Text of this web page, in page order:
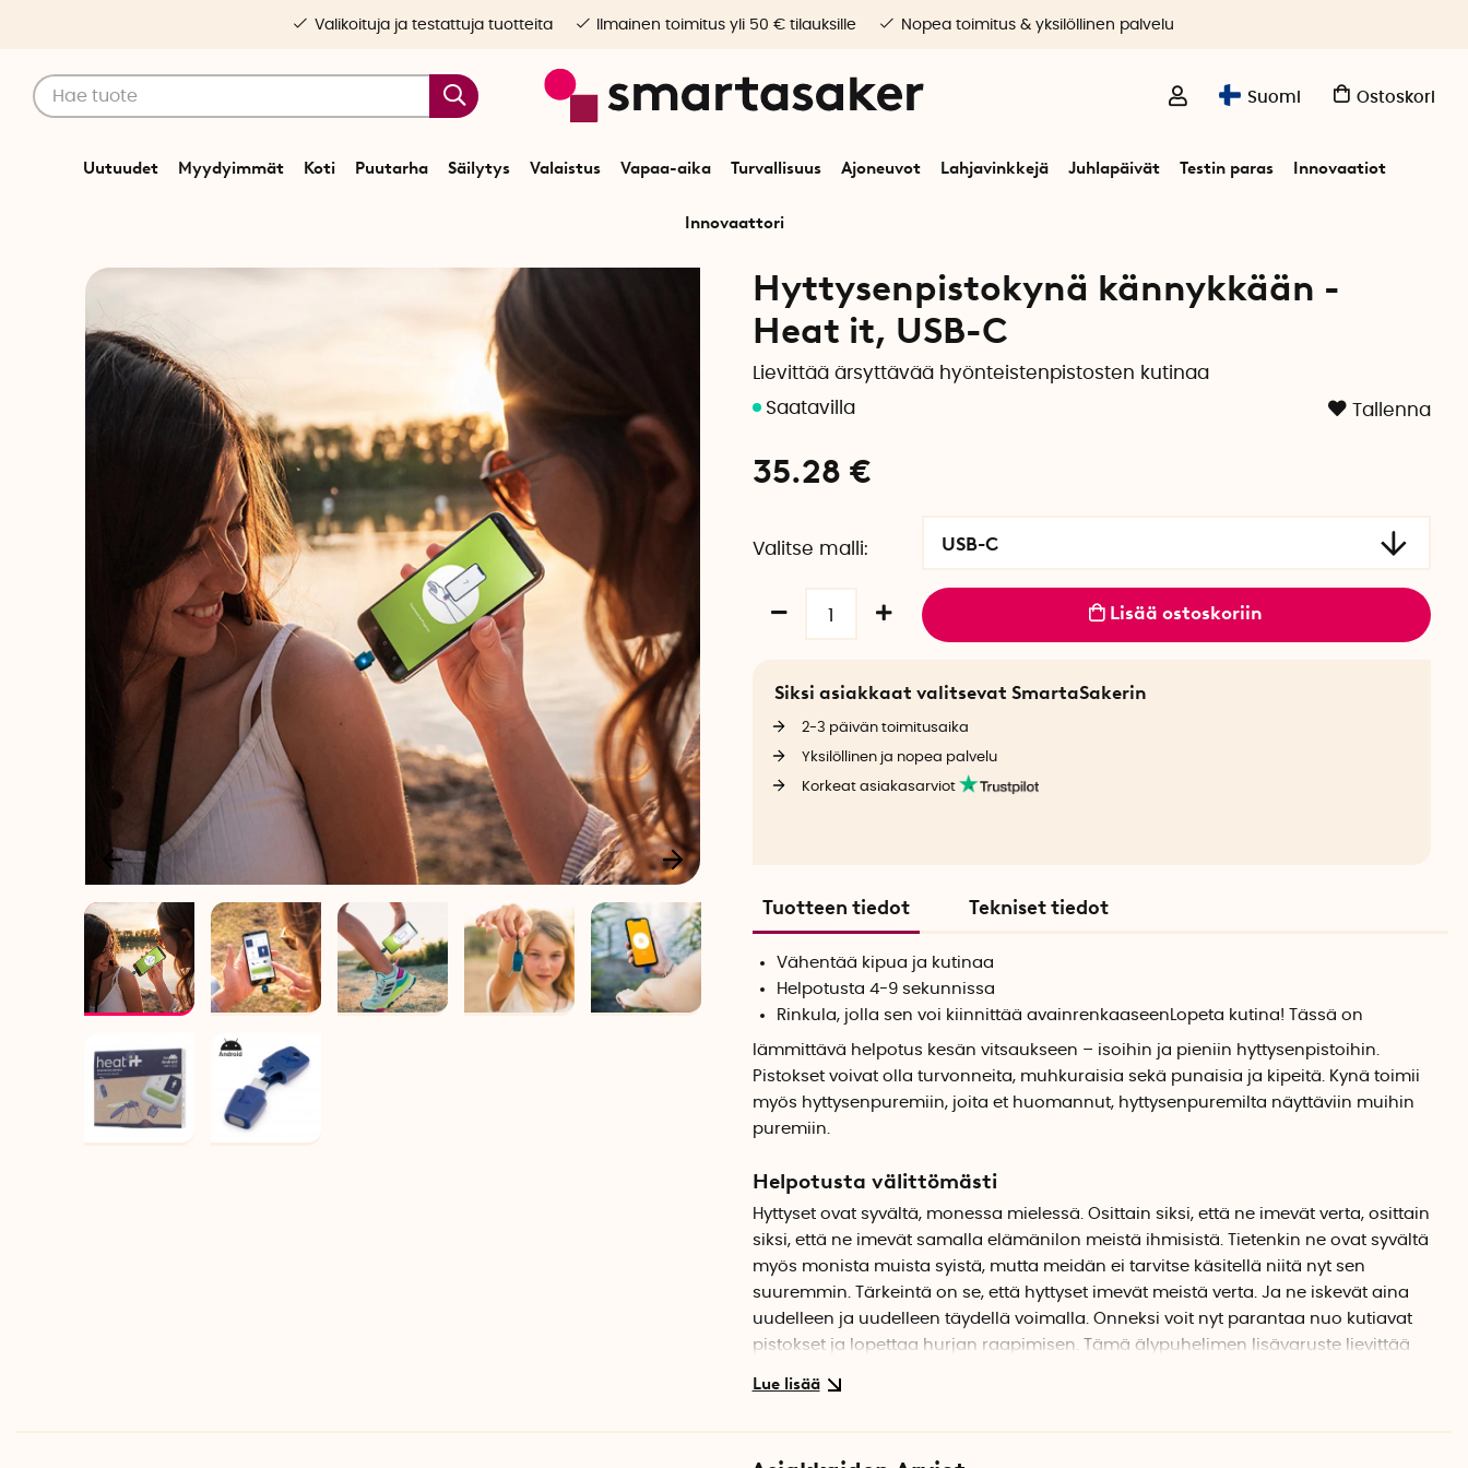
Suomi Ostoskori
Uutuudet Myydyimmät Koti Puutarha Säilytys Valaistus Vapaa-aika Turvallisuus Ajoneuvot Lahjavinkkejä Juhlapäivät Testin paras Innovaatiot
Innovaattori
Valikoituja ja testattuja tuotteita Ilmainen toimitus yli 50 € tilauksille Nopea toimitus & yksilöllinen palvelu
Hyttyset Hyttysenpistokynä kännykkään - Heat it
Hyttysenpistokynä kännykkään -
Heat it, USB-C
Lievittää ärsyttävää hyönteistenpistosten kutinaa
Tallenna
35.28 €
Valitse malli USB-C
Lisää ostoskoriin
Siksi asiakkaat valitsevat SmartaSakerin
2-3 päivän toimitusaika
Yksilöllinen ja nopea palvelu
Korkeat asiakasarviot
Tuotteen tiedot Tekniset tiedot
Vähentää kipua ja kutinaa
Helpotusta 4-9 sekunnissa
Rinkula, jolla sen voi kiinnittää avainrenkaaseen Lopeta kutina! Tässä on
lämmittävä helpotus kesän vitsaukseen – isoihin ja pieniin hyttysenpistoihin.
Pistokset voivat olla turvonneita, muhkuraisia sekä punaisia ja kipeitä. Kynä toimii
myös hyttysenpuremiin, joita et huomannut, hyttysenpuremilta näyttäviin muihin
puremiin.
Helpotusta välittömästi
Hyttyset ovat syvältä, monessa mielessä. Osittain siksi, että ne imevät verta, osittain
siksi, että ne imevät samalla elämänilon meistä ihmisistä. Tietenkin ne ovat syvältä
myös monista muista syistä, mutta meidän ei tarvitse käsitellä niitä nyt sen
suuremmin. Tärkeintä on se, että hyttyset imevät meistä verta. Ja ne iskevät aina
uudelleen ja uudelleen täydellä voimalla. Onneksi voit nyt parantaa nuo kutiavat
pistokset ja lopettaa hurjan raapimisen. Tämä älypuhelimen lisävaruste lievittää
Tämä on nopeaa! Kytke Heat it puhelimesi latausporttiin ja avaa sovellus, niin olet jo